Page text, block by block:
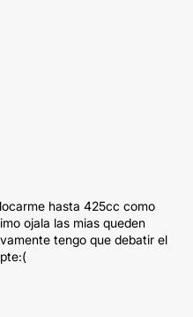
hasta 425cc como
ojala las mias queden
tengo que debatir el